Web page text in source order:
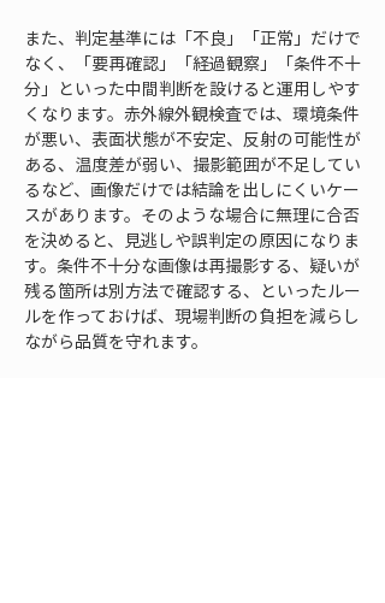
また、判定基準には「不良」「正常」だけで
なく、「要再確認」「経過観察」「条件不十
分」といった中間判断を設けると運用しやす
くなります。赤外線外観検査では、環境条件
が悪い、表面状態が不安定、反射の可能性が
ある、温度差が弱い、撮影範囲が不足してい
るなど、画像だけでは結論を出しにくいケー
スがあります。そのような場合に無理に合否
を決めると、見逃しや誤判定の原因になりま
す。条件不十分な画像は再撮影する、疑いが
残る箇所は別方法で確認する、といったルー
ルを作っておけば、現場判断の負担を減らし
ながら品質を守れます。